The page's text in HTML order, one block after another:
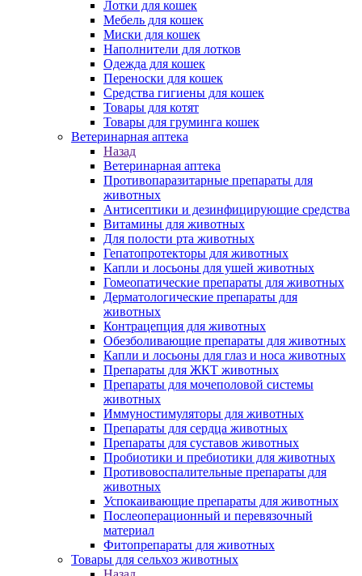
Лотки для кошек
Мебель для кошек
Миски для кошек
Наполнители для лотков
Одежда для кошек
Переноски для кошек
Средства гигиены для кошек
Товары для котят
Товары для груминга кошек
Ветеринарная аптека
Назад
Ветеринарная аптека
Противопаразитарные препараты для
животных
Антисептики и дезинфицирующие средства
Витамины для животных
Для полости рта животных
Гепатопротекторы для животных
Капли и лосьоны для ушей животных
Гомеопатические препараты для животных
Дерматологические препараты для
животных
Контрацепция для животных
Обезболивающие препараты для животных
Капли и лосьоны для глаз и носа животных
Препараты для ЖКТ животных
Препараты для мочеполовой системы
животных
Иммуностимуляторы для животных
Препараты для сердца животных
Препараты для суставов животных
Пробиотики и пребиотики для животных
Противовоспалительные препараты для
животных
Успокаивающие препараты для животных
Послеоперационный и перевязочный
материал
Фитопрепараты для животных
Товары для сельхоз животных